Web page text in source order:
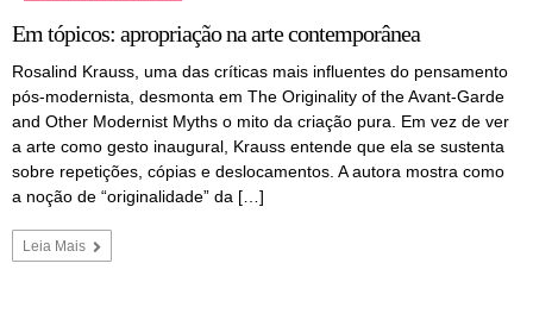
Em tópicos: apropriação na arte contemporânea
Rosalind Krauss, uma das críticas mais influentes do pensamento
pós-modernista, desmonta em The Originality of the Avant-Garde
and Other Modernist Myths o mito da criação pura. Em vez de ver
a arte como gesto inaugural, Krauss entende que ela se sustenta
sobre repetições, cópias e deslocamentos. A autora mostra como
a noção de “originalidade” da […]
Leia Mais